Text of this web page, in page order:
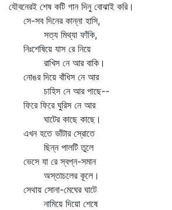
যৌবনেরই শেষ কটি গান দিনু বোঝাই করি।
সে-সব দিনের কান্না হাসি,
সত্য মিথ্যা ফাঁকি,
নিঃশেষিয়ে যাস রে নিয়ে
রাখিস নে আর বাকি।
নোঙর দিয়ে বাঁধিস নে আর
চাহিস নে আর পাছে--
ফিরে ফিরে ঘুরিস নে আর
ঘাটের কাছে কাছে।
এখন হতে ভাঁটার স্রোতে
ছিন্ন পালটি তুলে
ভেসে যা রে স্বপ্ন-সমান
অস্তাচলের কূলে।
সেথায় সোনা-মেঘের ঘাটে
নামিয়ে দিয়ো শেষে